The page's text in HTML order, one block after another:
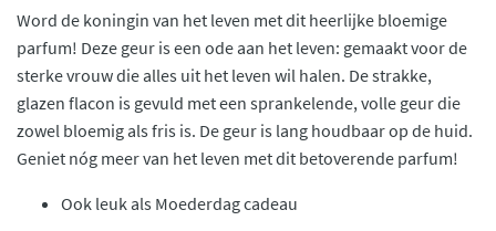
Word de koningin van het leven met dit heerlijke bloemige
parfum! Deze geur is een ode aan het leven: gemaakt voor de
sterke vrouw die alles uit het leven wil halen. De strakke,
glazen flacon is gevuld met een sprankelende, volle geur die
zowel bloemig als fris is. De geur is lang houdbaar op de huid.
Geniet nóg meer van het leven met dit betoverende parfum!
Ook leuk als Moederdag cadeau